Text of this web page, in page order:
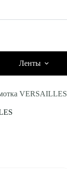
Ленты
VERSAILLES